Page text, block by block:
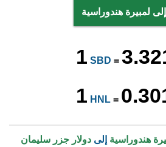
لمبيرة هندوراسية
1 SBD =
1 HNL =
هندوراسية إلىدولار جزر سليمان